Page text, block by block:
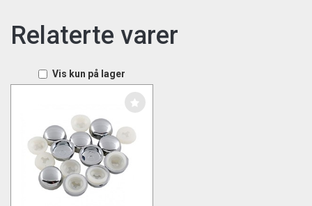
Relaterte varer
Vis kun på lager